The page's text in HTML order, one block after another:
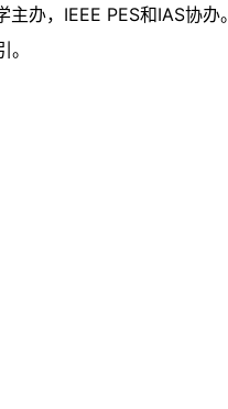
办，IEEE PES和IAS协办。